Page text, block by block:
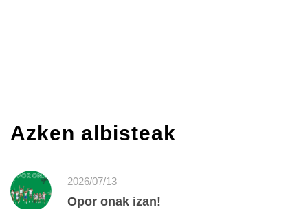
Azken albisteak
2026/07/13
Opor onak izan!